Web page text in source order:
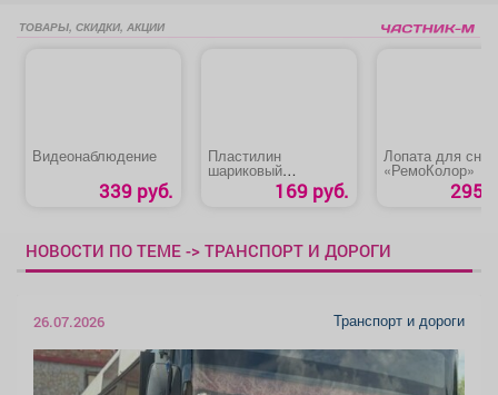
ТОВАРЫ, СКИДКИ, АКЦИИ
Видеонаблюдение
339 руб.
Пластилин
шариковый
суперлегкий
«Homecenter»169 руб.
Лопата для
«РемоКолор»
295
НОВОСТИ ПО ТЕМЕ -> ТРАНСПОРТ И ДОРОГИ
26.07.2026 Транспорт и дороги